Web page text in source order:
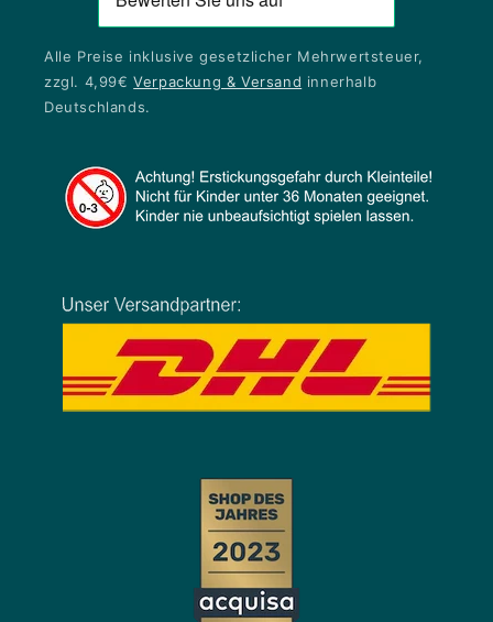
Alle Preise inklusive gesetzlicher Mehrwertsteuer,
zzgl. 4,99€Verpackung & Versand innerhalb
Deutschlands.